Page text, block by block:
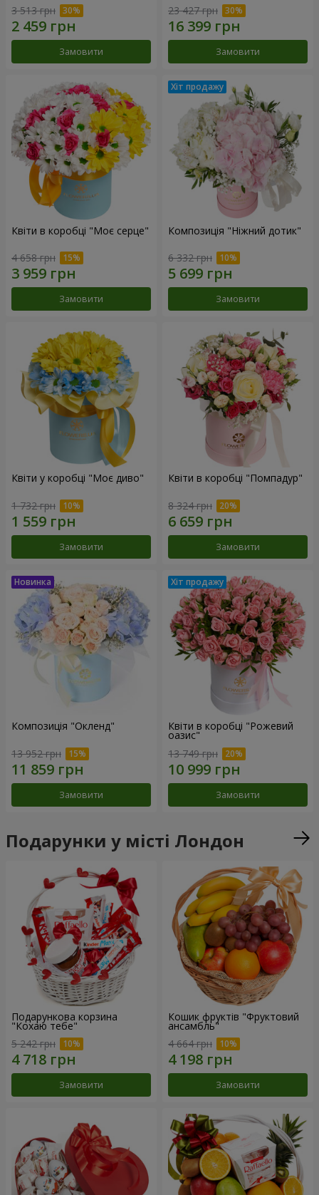
3 513 грн
Замовити
23 427 грн
Замовити
Квіти в коробці "Моє серце"
4 658 грн
Замовити
Композиція "Ніжний дотик"
6 332 грн
Замовити
Квіти у коробці "Моє диво"
1 732 грн
Замовити
Квіти в коробці "Помпадур"
8 324 грн
Замовити
Композиція "Окленд"
13 952 грн
Замовити
Квіти в коробці "Рожевий
оазис"
13 749 грн
Замовити
Подарунки у місті Лондон
Подарункова корзина
"Кохаю тебе"
5 242 грн
Замовити
Кошик фруктів "Фруктовий
ансамбль"
4 664 грн
Замовити